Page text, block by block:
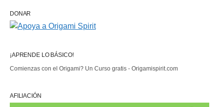
DONAR
¡APRENDE LO BÁSICO!
Comienzas con el Origami? Un Curso gratis - Origamispirit.com
AFILIACIÓN